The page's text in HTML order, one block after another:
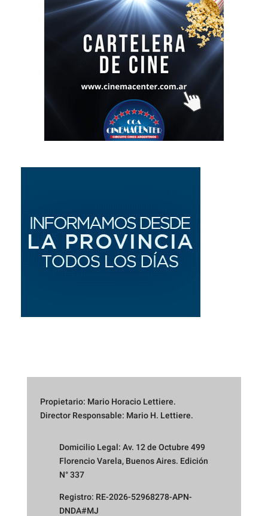
Propietario: Mario Horacio Lettiere.
Director Responsable: Mario H. Lettiere.
Domicilio Legal: Av. 12 de Octubre 499
Florencio Varela, Buenos Aires. Edición
N° 337
Registro: RE-2026-52968278-APN-
DNDA#MJ